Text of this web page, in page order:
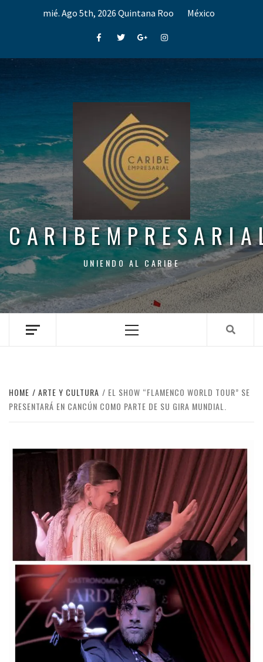
mié. Ago 5th, 2026 Quintana Roo México
FacebookTwitterGoogle+Instagram
UNIENDO AL CARIBE
Menu
HOME ARTE Y CULTURA
EL SHOW “FLAMENCO WORLD TOUR” SE
PRESENTARÁ EN CANCÚN COMO PARTE DE SU GIRA MUNDIAL.